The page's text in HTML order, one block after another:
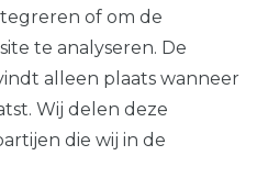
Onze aanbiedingen
voor handelaars en
getoonde producten
of om de
te analyseren. De
alleen plaats wanneer
Wij delen deze
die wij in de